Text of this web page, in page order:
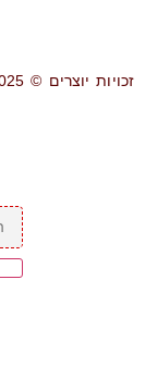
זכויות יוצרים © 2025 וי פארטס ק.ו. יבוא ושיווק בע"מ כל הזכויות שמורות.